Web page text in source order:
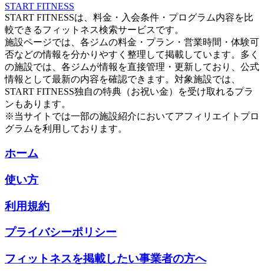
START FITNESS
START FITNESSは、料金・入会条件・プログラム内容を比
較できるフィットネス検索サービスです。
施設ページでは、各ジムの料金・プラン・営業時間・体験可
否などの情報を分かりやすく整理して掲載しています。多く
の施設では、各ジムが情報を直接管理・更新しており、公式
情報として最新の内容を確認できます。対象施設では、
START FITNESS独自の特典（お祝い金）を受け取れるプラ
ンもあります。
※当サイトでは一部の施設紹介においてアフィリエイトプロ
グラムを利用しております。
ホーム
使い方
利用規約
プライバシーポリシー
フィットネスを掲載したい事業者の方へ